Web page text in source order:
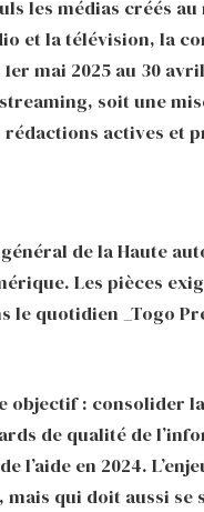
les médias créés
et la télévision, la
mai 2025 au 30
soit une
actives et
de la Haute
Les pièces
le quotidien _Togo
objectif : consolider
de qualité de
l’aide en 2024.
qui doit aussi